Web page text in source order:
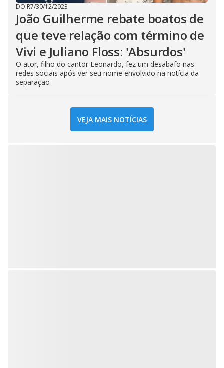
DO R7/30/12/2023
João Guilherme rebate boatos de
que teve relação com término de
Vivi e Juliano Floss: 'Absurdos'
O ator, filho do cantor Leonardo, fez um desabafo nas
redes sociais após ver seu nome envolvido na notícia da
separação
VEJA MAIS NOTÍCIAS